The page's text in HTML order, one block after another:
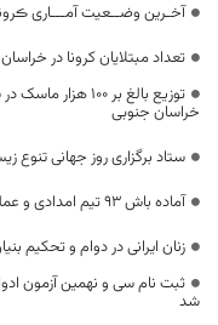
آخـرین وضــعیت آمـــاری
تعداد مبتلایان کرونا در خراسان جنوبی
توزیع بالغ بر
خراسان جنوبی
ستاد برگزاری روز جهانی
آماده باش ۹۳ تیم امدادی و عملیاتی در خراسان جنوبی
زنان ایرانی در دوام و تحکیم
ثبت نام سی و نهمین آزمون
شد